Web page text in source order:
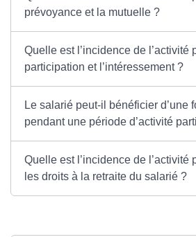
prévoyance et la mutuelle ?
Quelle est l’incidence de l’activité
participation et l’intéressement ?
Le salarié peut-il bénéficier d’une
pendant une période d’activité
Quelle est l’incidence de l’activité
les droits à la retraite du salarié ?